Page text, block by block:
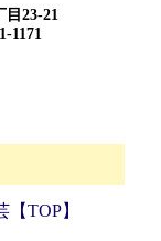
23-21
1171
TOP】